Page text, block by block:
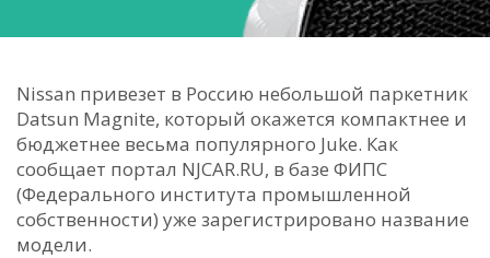
Nissan привезет в Россию небольшой паркетник
Datsun Magnite, который окажется компактнее и
бюджетнее весьма популярного Juke. Как
сообщает портал NJCAR.RU, в базе ФИПС
(Федерального института промышленной
собственности) уже зарегистрировано название
модели.